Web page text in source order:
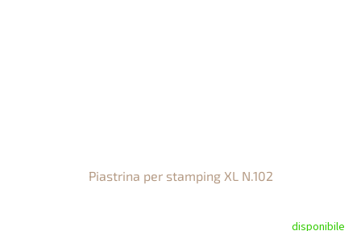
Piastrina per stamping XL N.102
disponibile